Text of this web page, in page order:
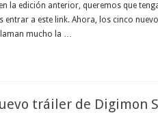
la edición anterior, queremos que
entrar a este link. Ahora, los cinco
mucho la …
tráiler de Digimon